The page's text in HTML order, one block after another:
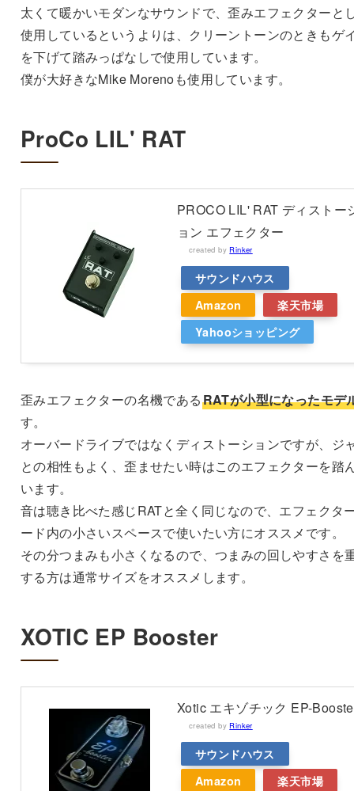
太くて暖かいモダンなサウンドで、歪みエフェクターと
使用しているというよりは、クリーントーンのときもゲ
を下げて踏みっぱなしで使用しています。
僕が大好きなMike Morenoも使用しています。
ProCo LIL' RAT
PROCO LIL' RAT ディストー
ョン エフェクター
created byRinker
サウンドハウス
Amazon
楽天市場
Yahooショッピング
歪みエフェクターの名機であるRATが小型になったモデ
す。
オーバードライブではなくディストーションですが、ジ
との相性もよく、歪ませたい時はこのエフェクターを踏
います。
音は聴き比べた感じRATと全く同じなので、エフェクタ
ード内の小さいスペースで使いたい方にオススメです。
その分つまみも小さくなるので、つまみの回しやすさを
する方は通常サイズをオススメします。
XOTIC EP Booster
Xotic エキゾチック EP-
created byRinker
サウンドハウス
Amazon
楽天市場